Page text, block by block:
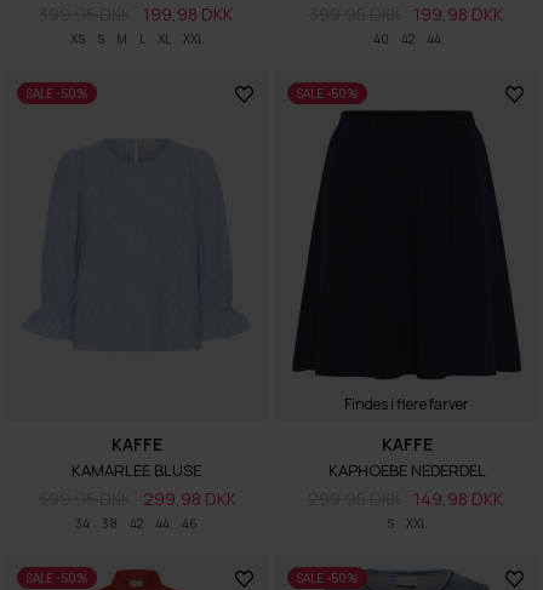
XS S M L XL XXL
199,98 DKK
40 42 44
199,98 DKK
SALE -50%
34 38 42 44 46
KAFFE
KAMARLEE BLUSE
299,98 DKK
SALE -50%
Findes i flere farver
S XXL
KAFFE
KAPHOEBE NEDERDEL
149,98 DKK
SALE -50% SALE -50%